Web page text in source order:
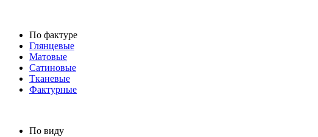
По фактуре
Глянцевые
Матовые
Сатиновые
Тканевые
Фактурные
По виду